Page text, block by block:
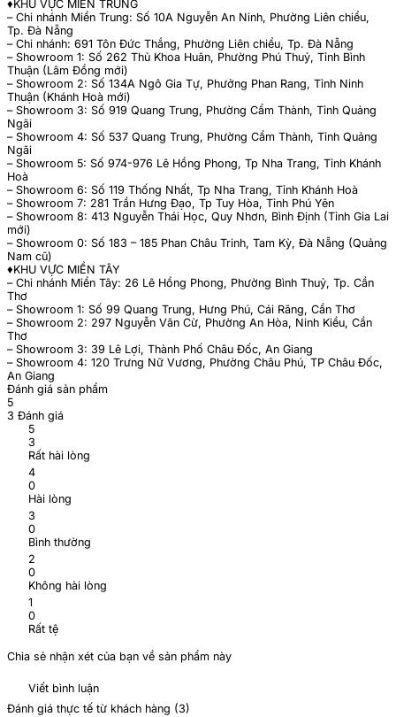
♦️KHU VỰC MIỀN TRUNG
– Chi nhánh Miền Trung: Số 10A Nguyễn An Ninh, Phường Liên chiểu,
Tp. Đà Nẵng
– Chi nhánh: 691 Tôn Đức Thắng, Phường Liên chiểu, Tp. Đà Nẵng
– Showroom 1: Số 262 Thủ Khoa Huân, Phường Phú Thuỷ, Tỉnh Bình
Thuận (Lâm Đồng mới)
– Showroom 2: Số 134A Ngô Gia Tự, Phưởng Phan Rang, Tỉnh Ninh
Thuận (Khánh Hoà mới)
– Showroom 3: Số 919 Quang Trung, Phường Cẩm Thành, Tỉnh Quảng
Ngãi
– Showroom 4: Số 537 Quang Trung, Phường Cẩm Thành, Tỉnh Quảng
Ngãi
– Showroom 5: Số 974-976 Lê Hồng Phong, Tp Nha Trang, Tỉnh Khánh
Hoà
– Showroom 6: Số 119 Thống Nhất, Tp Nha Trang, Tỉnh Khánh Hoà
– Showroom 7: 281 Trần Hưng Đạo, Tp Tuy Hòa, Tỉnh Phú Yên
– Showroom 8: 413 Nguyễn Thái Học, Quy Nhơn, Bình Định (Tỉnh Gia Lai
mới)
– Showroom 0: Số 183 – 185 Phan Châu Trinh, Tam Kỳ, Đà Nẵng (Quảng
Nam cũ)
♦️KHU VỰC MIỀN TÂY
– Chi nhánh Miền Tây: 26 Lê Hồng Phong, Phường Bình Thuỷ, Tp. Cần
Thơ
– Showroom 1: Số 99 Quang Trung, Hưng Phú, Cái Răng, Cần Thơ
– Showroom 2: 297 Nguyễn Văn Cừ, Phường An Hòa, Ninh Kiều, Cần
Thơ
– Showroom 3: 39 Lê Lợi, Thành Phố Châu Đốc, An Giang
– Showroom 4: 120 Trưng Nữ Vương, Phường Châu Phú, TP Châu Đốc,
An Giang
Đánh giá sản phẩm
5
3 Đánh giá
5
3
Rất hài lòng
4
0
Hài lòng
3
0
Bình thường
2
0
Không hài lòng
1
0
Rất tệ
Chia sẻ nhận xét của bạn về sản phẩm này
Viết bình luận
Đánh giá thực tế từ khách hàng (3)